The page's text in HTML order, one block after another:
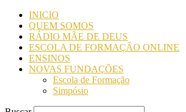
INICIO
QUEM SOMOS
RÁDIO MÃE DE DEUS
ESCOLA DE FORMAÇÃO ONLINE
ENSINOS
NOVAS FUNDAÇÕES
Escola de Formação
Simpósio